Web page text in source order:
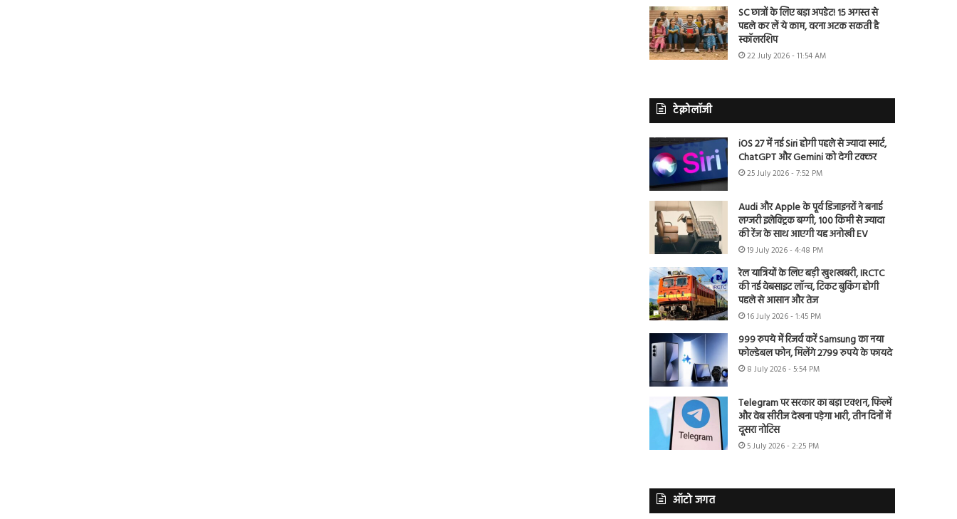
SC छात्रों के लिए बड़ा अपडेट! 15 अगस्त से
पहले कर लें ये काम, वरना अटक सकती है
स्कॉलरशिप
22 July 2026 - 11:54 AM
टेक्नोलॉजी
iOS 27 में नई Siri होगी पहले से ज्यादा स्मार्ट,
ChatGPT और Gemini को देगी टक्कर
25 July 2026 - 7:52 PM
Audi और Apple के पूर्व डिजाइनरों ने बनाई
लग्जरी इलेक्ट्रिक बग्गी, 100 किमी से ज्यादा
की रेंज के साथ आएगी यह अनोखी EV
19 July 2026 - 4:48 PM
रेल यात्रियों के लिए बड़ी खुशखबरी, IRCTC
की नई वेबसाइट लॉन्च, टिकट बुकिंग होगी
पहले से आसान और तेज
16 July 2026 - 1:45 PM
999 रुपये में रिजर्व करें Samsung का नया
फोल्डेबल फोन, मिलेंगे 2799 रुपये के फायदे
8 July 2026 - 5:54 PM
Telegram पर सरकार का बड़ा एक्शन, फिल्में
और वेब सीरीज देखना पड़ेगा भारी, तीन दिनों में
दूसरा नोटिस
5 July 2026 - 2:25 PM
ऑटो जगत